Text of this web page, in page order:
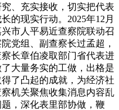
、充实接收，切实把代表
的现实行动。2025年12月
市人平易近查察院联动召
党组、副查察长过孟超，
长章伯凌取部门省代表进
大量务实的工做，出格是
了凸起的成就，为经济社
机关聚焦收集消息内容乱
，深化表里部协做，鞭